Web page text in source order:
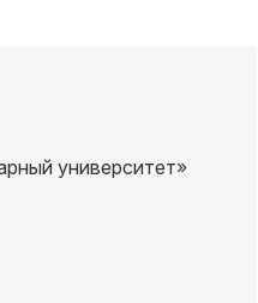
университет»